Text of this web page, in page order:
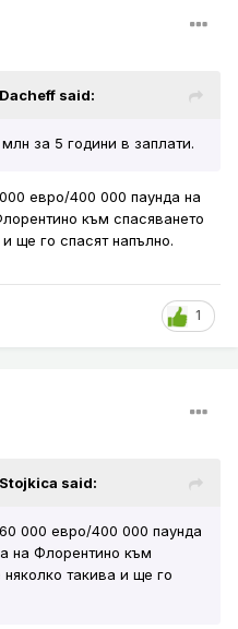
Dacheff said:
за 5 години в заплати.
евро/400 000 паунда на
към спасяването
ще го спасят напълно.
1
Stojkica said:
000 евро/400 000 паунда
на Флорентино към
такива и ще го